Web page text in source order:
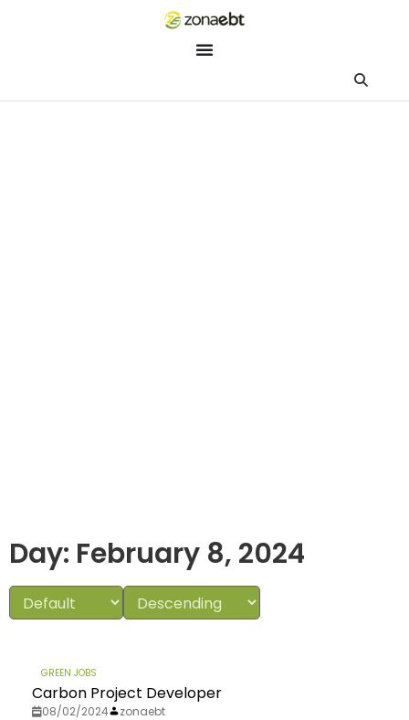
Day: February 8, 2024
GREEN JOBS
Carbon Project Developer
08/02/2024 zonaebt